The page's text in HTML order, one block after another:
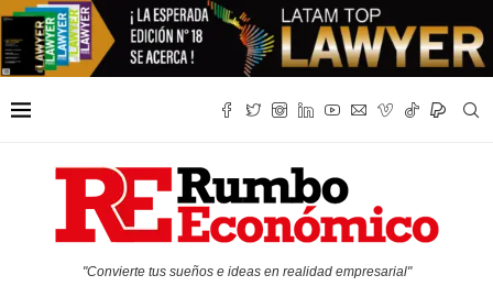
"Convierte tus sueños e ideas en realidad empresarial"